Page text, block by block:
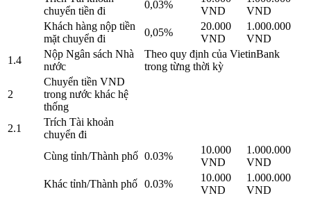
chuyển tiền đi
0,03%
VND
VND
Khách hàng nộp tiền
mặt chuyển đi
0,05%
20.000
VND
1.000.000
VND
1.4
Nộp Ngân sách Nhà
nước
Theo quy định của VietinBank
trong từng thời kỳ
2
Chuyển tiền VND
trong nước khác hệ
thống
2.1
Trích Tài khoản
chuyển đi
Cùng tỉnh/Thành phố 0.03%
10.000
VND
1.000.000
VND
Khác tỉnh/Thành phố 0.03%
10.000
VND
1.000.000
VND